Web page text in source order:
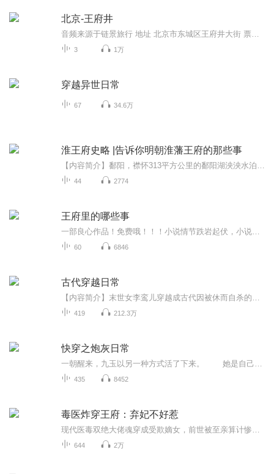
北京-王府井
3 1万
穿越异世日常
67 34.6万
淮王府史略 |告诉你明朝淮藩王府的那些事
44 2774
王府里的哪些事
60 6846
古代穿越日常
419 212.3万
快穿之炮灰日常
435 8452
毒医炸穿王府：弃妃不好惹
644 2万